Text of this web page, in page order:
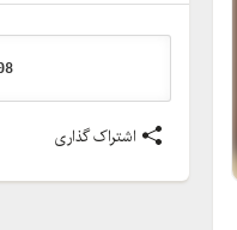
اشتراک گذاری